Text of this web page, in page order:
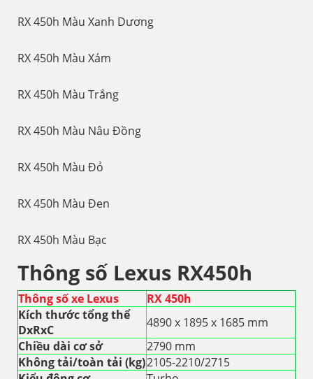
RX 450h Màu Xanh Dương
RX 450h Màu Xám
RX 450h Màu Trắng
RX 450h Màu Nâu Đồng
RX 450h Màu Đỏ
RX 450h Màu Đen
RX 450h Màu Bạc
Thông số Lexus RX450h
Thông số xe Lexus
RX 450h
Kích thước tổng thể
DxRxC
4890 x 1895 x 1685 mm
Chiều dài cơ sở
2790 mm
Không tải/toàn tải (kg)2105-2210/2715